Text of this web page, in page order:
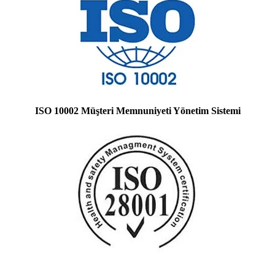
ISO 10002 Müşteri Memnuniyeti Yönetim Sistemi